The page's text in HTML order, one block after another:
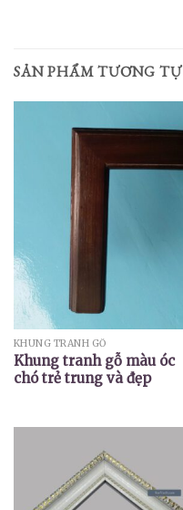
SẢN PHẨM TƯƠNG TỰ
KHUNG TRANH GỖ
Khung tranh gỗ màu óc
chó trẻ trung và đẹp